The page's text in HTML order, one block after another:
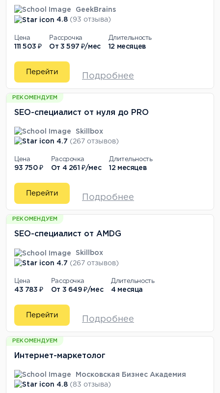
GeekBrains
4.8 (93 отзыва)
Цена
111 503 ₽
Рассрочка
От 3 597 ₽/мес
Длительность
12 месяцев
Перейти
Подробнее
РЕКОМЕНДУЕМ
SEO-специалист от нуля до PRO
Skillbox
4.7 (267 отзывов)
Цена
93 750 ₽
Рассрочка
От 4 261 ₽/мес
Длительность
12 месяцев
Перейти
Подробнее
РЕКОМЕНДУЕМ
SEO-специалист от AMDG
Skillbox
4.7 (267 отзывов)
Цена
43 783 ₽
Рассрочка
От 3 649 ₽/мес
Длительность
4 месяца
Перейти
Подробнее
РЕКОМЕНДУЕМ
Интернет-маркетолог
Московская Бизнес Академия
4.8 (83 отзыва)